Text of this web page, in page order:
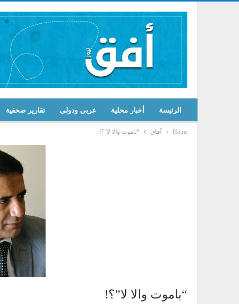
الرئيسة أخبار محلية عربي ودولي تقارير صحفية
Home آفاق “باموت والا لا”؟!
“باموت والا لا”؟!